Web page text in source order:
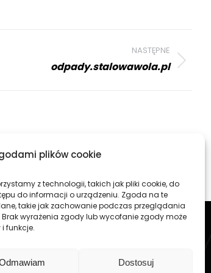
plików cookie
z technologii, takich jak pliki cookie, do
do informacji o urządzeniu. Zgoda na te
takie jak zachowanie podczas przeglądania
wyrażenia zgody lub wycofanie zgody może
funkcje.
Dostosuj
NASTĘPNE
odpady.stalowawola.pl
. Tworzymy profesjonalne strony www
wspaniałe wyzwanie.